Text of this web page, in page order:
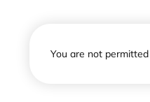
You are not